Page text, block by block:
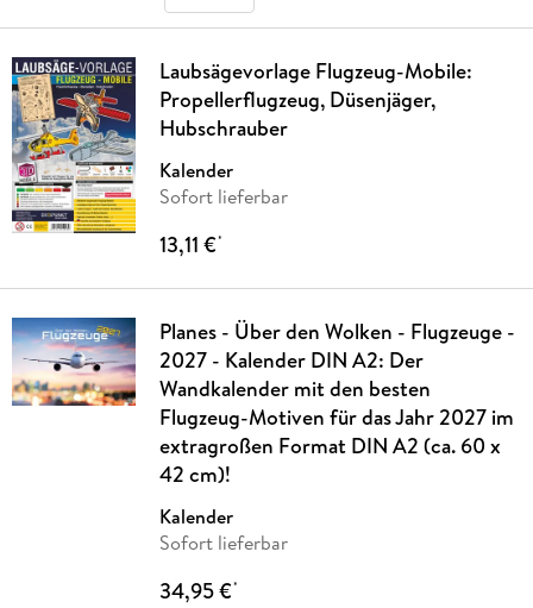
Laubsägevorlage Flugzeug-Mobile:
Propellerflugzeug, Düsenjäger,
Hubschrauber
Kalender
Sofort lieferbar
13,11 €*
Planes - Über den Wolken - Flugzeuge -
2027 - Kalender DIN A2: Der
Wandkalender mit den besten
Flugzeug-Motiven für das Jahr 2027 im
extragroßen Format DIN A2 (ca. 60 x
42 cm)!
Kalender
Sofort lieferbar
34,95 €*